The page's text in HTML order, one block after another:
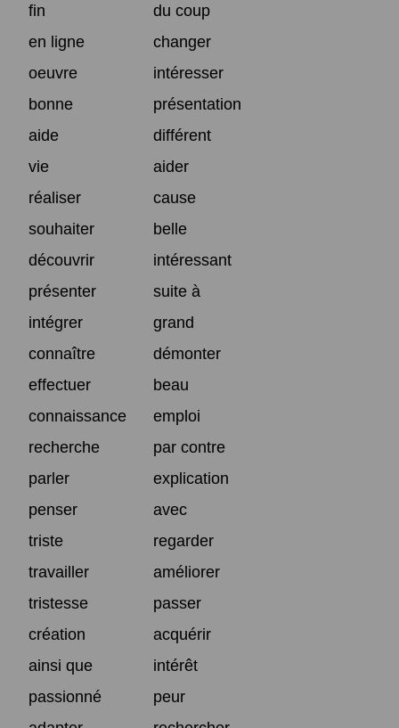
fin
du coup
en ligne
changer
oeuvre
intéresser
bonne
présentation
aide
différent
vie
aider
réaliser
cause
souhaiter
belle
découvrir
intéressant
présenter
suite à
intégrer
grand
connaître
démonter
effectuer
beau
connaissance
emploi
recherche
par contre
parler
explication
penser
avec
triste
regarder
travailler
améliorer
tristesse
passer
création
acquérir
ainsi que
intérêt
passionné
peur